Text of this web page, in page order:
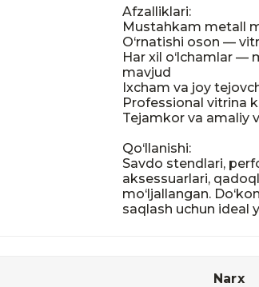
Afzalliklari:
Mustahkam metall
O‘rnatishi oson —
Har xil o‘lchamlar —
mavjud
Ixcham va joy
Professional vitrina
Tejamkor va amaliy
Qo‘llanishi:
Savdo stendlari,
aksessuarlari,
mo‘ljallangan.
saqlash uchun ideal
Narx